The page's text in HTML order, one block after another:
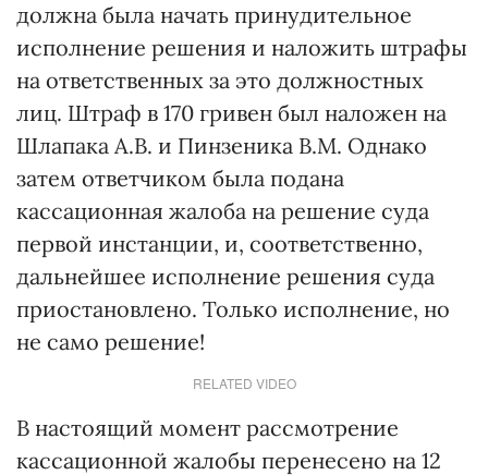
должна была начать принудительное
исполнение решения и наложить штрафы
на ответственных за это должностных
лиц. Штраф в 170 гривен был наложен на
Шлапака А.В. и Пинзеника В.М. Однако
затем ответчиком была подана
кассационная жалоба на решение суда
первой инстанции, и, соответственно,
дальнейшее исполнение решения суда
приостановлено. Только исполнение, но
не само решение!
RELATED VIDEO
В настоящий момент рассмотрение
кассационной жалобы перенесено на 12